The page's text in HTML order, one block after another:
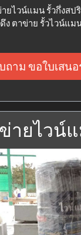
ยไวน์แมน รั้วกึ่งสป
ดึง ตาข่าย รั้วไวน์แ
ถาม ขอใบเสน
ายไวน์